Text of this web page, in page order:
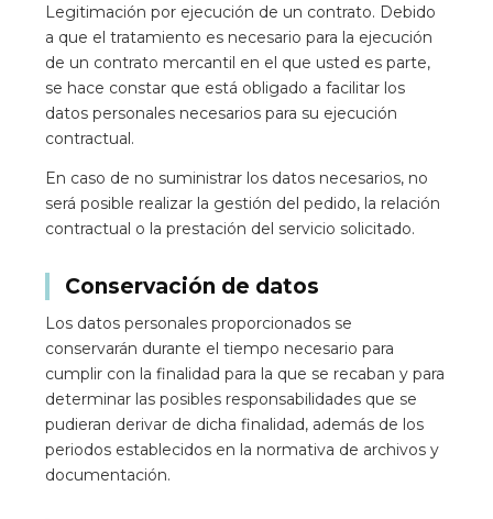
Legitimación por ejecución de un contrato. Debido
a que el tratamiento es necesario para la ejecución
de un contrato mercantil en el que usted es parte,
se hace constar que está obligado a facilitar los
datos personales necesarios para su ejecución
contractual.
En caso de no suministrar los datos necesarios, no
será posible realizar la gestión del pedido, la relación
contractual o la prestación del servicio solicitado.
Conservación de datos
Los datos personales proporcionados se
conservarán durante el tiempo necesario para
cumplir con la finalidad para la que se recaban y para
determinar las posibles responsabilidades que se
pudieran derivar de dicha finalidad, además de los
periodos establecidos en la normativa de archivos y
documentación.